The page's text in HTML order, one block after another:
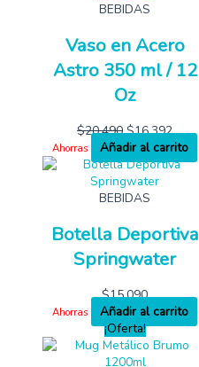
BEBIDAS
Vaso en Acero
Astro 350 ml / 12
Oz
$20,490 $16,392
Ahorras Añadir al carrito
BEBIDAS
Botella Deportiva
Springwater
$15,090
Ahorras
Añadir al carrito
¡Oferta!